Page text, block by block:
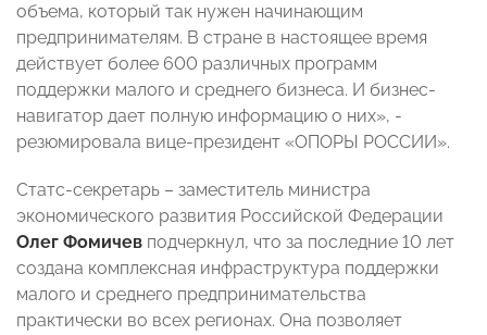
объема, который так нужен начинающим
предпринимателям. В стране в настоящее время
действует более 600 различных программ
поддержки малого и среднего бизнеса. И бизнес-
навигатор дает полную информацию о них», -
резюмировала вице-президент «ОПОРЫ РОССИИ».
Статс-секретарь – заместитель министра
экономического развития Российской Федерации
Олег Фомичев подчеркнул, что за последние 10 лет
создана комплексная инфраструктура поддержки
малого и среднего предпринимательства
практически во всех регионах. Она позволяет